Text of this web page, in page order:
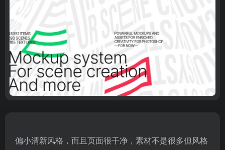
偏小清新风格，而且页面很干净，素材不是很多但风格